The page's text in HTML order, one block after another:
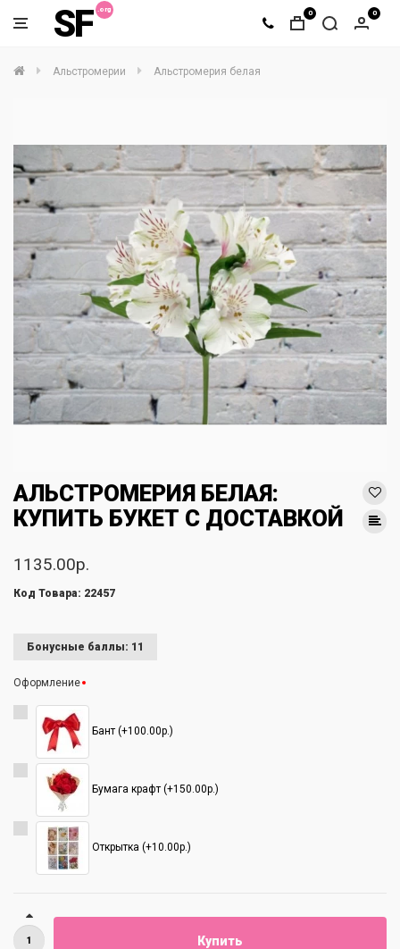
SF 0 0
Альстромерии Альстромерия белая
АЛЬСТРОМЕРИЯ БЕЛАЯ:
КУПИТЬ БУКЕТ С ДОСТАВКОЙ
1135.00р.
Код Товара: 22457
Бонусные баллы: 11
Оформление
Бант (+100.00р.)
Бумага крафт (+150.00р.)
Открытка (+10.00р.)
Купить